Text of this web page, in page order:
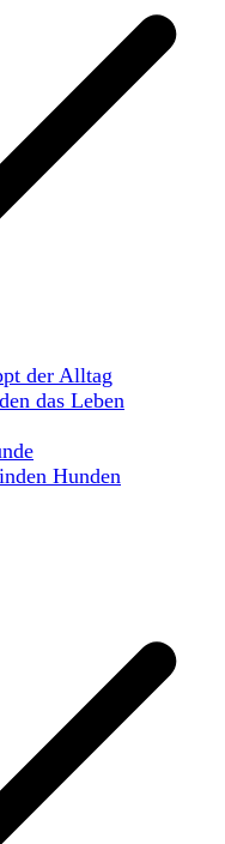
der Alltag
das Leben
Hunden